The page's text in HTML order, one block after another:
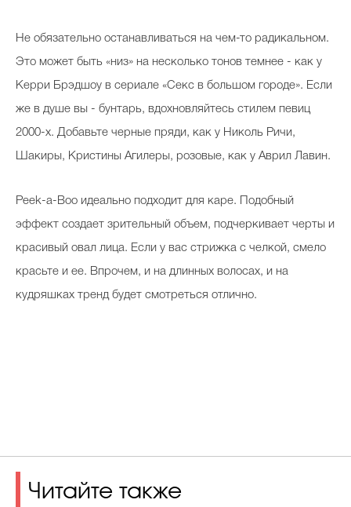
Не обязательно останавливаться на чем-то радикальном.
Это может быть «низ» на несколько тонов темнее - как у
Керри Брэдшоу в сериале «Секс в большом городе». Если
же в душе вы - бунтарь, вдохновляйтесь стилем певиц
2000-х. Добавьте черные пряди, как у Николь Ричи,
Шакиры, Кристины Агилеры, розовые, как у Аврил Лавин.
Peek-a-Boo идеально подходит для каре. Подобный
эффект создает зрительный объем, подчеркивает черты и
красивый овал лица. Если у вас стрижка с челкой, смело
красьте и ее. Впрочем, и на длинных волосах, и на
кудряшках тренд будет смотреться отлично.
Читайте также